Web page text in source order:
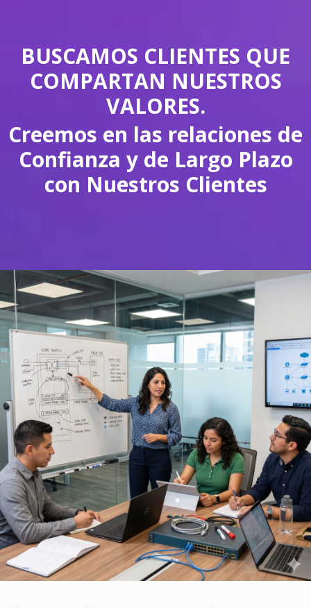
BUSCAMOS CLIENTES QUE
COMPARTAN NUESTROS
VALORES.
Creemos en las relaciones de
Confianza y de Largo Plazo
con Nuestros Clientes